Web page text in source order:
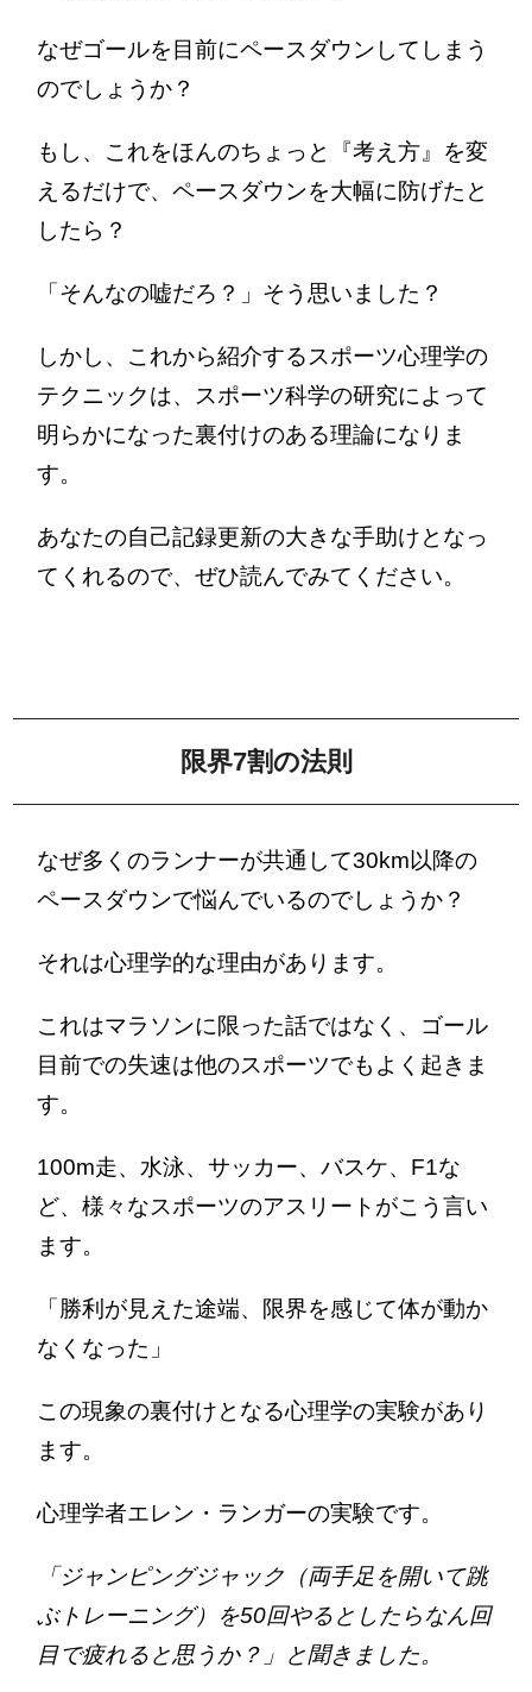
なぜゴールを目前にペースダウンしてしまう
のでしょうか？
もし、これをほんのちょっと『考え方』を変
えるだけで、ペースダウンを大幅に防げたと
したら？
「そんなの嘘だろ？」 そう思いました？
しかし、これから紹介するスポーツ心理学の
テクニックは、スポーツ科学の研究によって
明らかになった裏付けのある理論になりま
す。
あなたの自己記録更新の大きな手助けとなっ
てくれるので、ぜひ読んでみてください。
限界7割の法則
なぜ多くのランナーが共通して30km以降の
ペースダウンで悩んでいるのでしょうか？
それは心理学的な理由があります。
これはマラソンに限った話ではなく、ゴール
目前での失速は他のスポーツでもよく起きま
す。
100m走、水泳、サッカー、バスケ、F1な
ど、様々なスポーツのアスリートがこう言い
ます。
「勝利が見えた途端、限界を感じて体が動か
なくなった」
この現象の裏付けとなる心理学の実験があり
ます。
心理学者エレン・ランガーの実験です。
「ジャンピングジャック（両手足を開いて跳
ぶトレーニング）を50回やるとしたらなん回
目で疲れると思うか？」と聞きました。